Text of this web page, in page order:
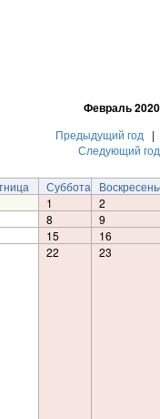
Февраль 2020
Предыдущий год |
Следующий год
Суббота
1
2
8
9
15
16
22 23